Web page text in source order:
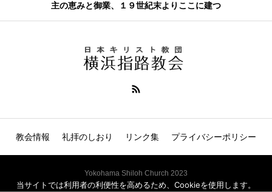
主の恵みと御業、１９世紀末よりここに建つ
教会情報 礼拝のしおり リンク集 プライバシーポリシー
Yokohama Shiloh Church 2023
当サイトでは利用者の利便性を高めるため、Cookieを使用します。